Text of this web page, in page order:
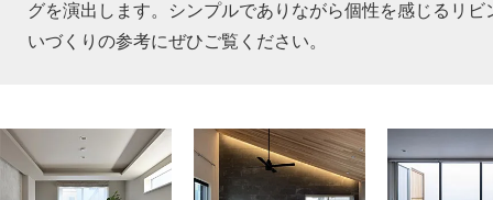
グを演出します。シンプルでありながら個性を感じるリ
いづくりの参考にぜひご覧ください。